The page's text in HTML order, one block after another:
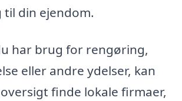
din ejendom.
har brug for rengøring,
eller andre ydelser, kan
finde lokale firmaer,